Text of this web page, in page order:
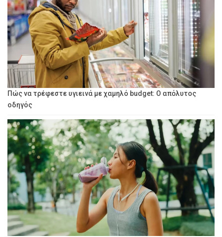
Πώς να τρέφεστε υγιεινά με χαμηλό budget: Ο απόλυτος
οδηγός